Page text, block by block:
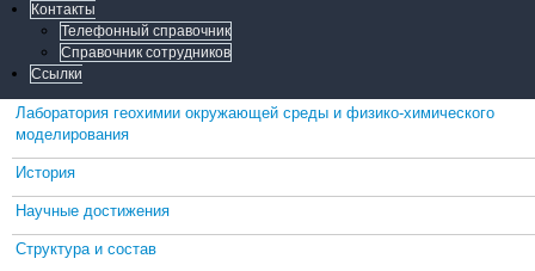
Контакты
Телефонный справочник
Справочник сотрудников
Ссылки
Лаборатория геохимии окружающей среды и физико-химического
моделирования
История
Научные достижения
Структура и состав